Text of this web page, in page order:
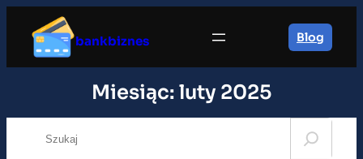
treści
bankbiznes Blog
Miesiąc: luty 2025